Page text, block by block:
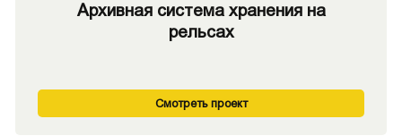
Архивная система хранения на
рельсах
Смотреть проект